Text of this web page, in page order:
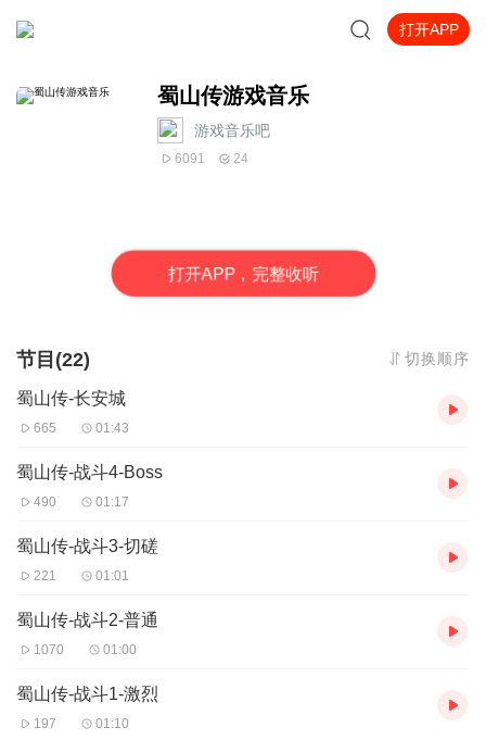
打开APP
蜀山传游戏音乐
游戏音乐吧
6091 24
打开APP，完整收听
节目(22) 切换顺序
蜀山传-长安城
665 01:43
蜀山传-战斗4-Boss
490 01:17
蜀山传-战斗3-切磋
221 01:01
蜀山传-战斗2-普通
1070 01:00
蜀山传-战斗1-激烈
197 01:10